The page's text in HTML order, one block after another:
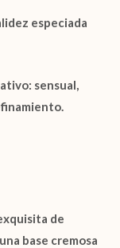
especiada
sensual,
de
base cremosa